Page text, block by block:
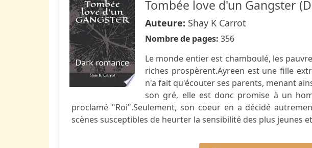
Tombée love d'un Gangster
Auteure: Shay K Carrot
Nombre de pages: 356
Le monde entier est chamboulé, les
riches prospèrent.Ayreen est une fille
n'a fait qu'écouter ses parents, menant
son gré, elle est donc promise à un
proclamé "Roi".Seulement, son coeur en a décidé
scènes susceptibles de heurter la sensibilité des plus jeunes